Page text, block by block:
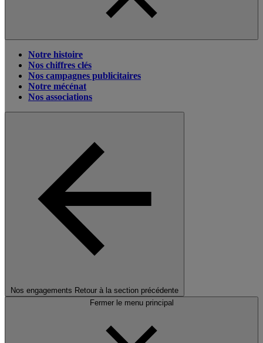
Notre histoire
Nos chiffres clés
Nos campagnes publicitaires
Notre mécénat
Nos associations
Nos engagements Retour à la section précédente
Fermer le menu principal